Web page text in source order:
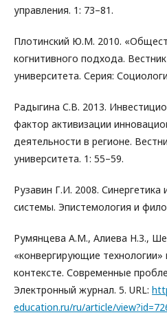
управления. 1: 73–81.
Плотинский Ю.М. 2010.
когнитивного подхода.
университета. Серия:
Радыгина С.В. 2013.
фактор активизации
деятельности в регионе.
университета. 1: 55–59.
Рузавин Г.И. 2008.
системы. Эпистемология и
Румянцева А.М., Алиева Н.З.,
«конвергирующие
контексте. Современные
Электронный журнал. 5. URL:
education.ru/ru/article/